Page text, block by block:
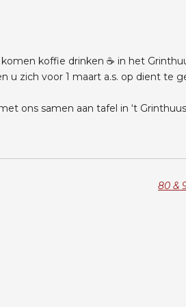
koffie drinken ☕️ in het
u zich voor 1 maart a.s. op dient te
ons samen aan tafel in ‘t
80 &